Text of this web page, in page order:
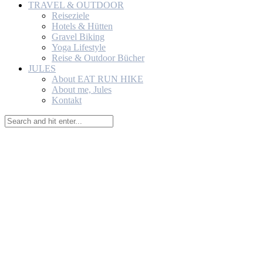
TRAVEL & OUTDOOR
Reiseziele
Hotels & Hütten
Gravel Biking
Yoga Lifestyle
Reise & Outdoor Bücher
JULES
About EAT RUN HIKE
About me, Jules
Kontakt